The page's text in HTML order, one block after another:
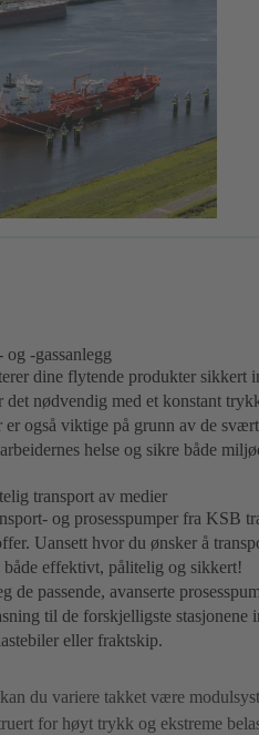
-gassanlegg
dine flytende produkter sikkert
nødvendig med et konstant
også viktige på grunn av de
helse og sikre både
transport av medier
og prosesspumper fra KSB
Uansett hvor du ønsker å
effektivt, pålitelig og sikkert!
passende, avanserte
til de forskjelligste stasjonene
eller fraktskip.
du variere takket være
for høyt trykk og ekstreme